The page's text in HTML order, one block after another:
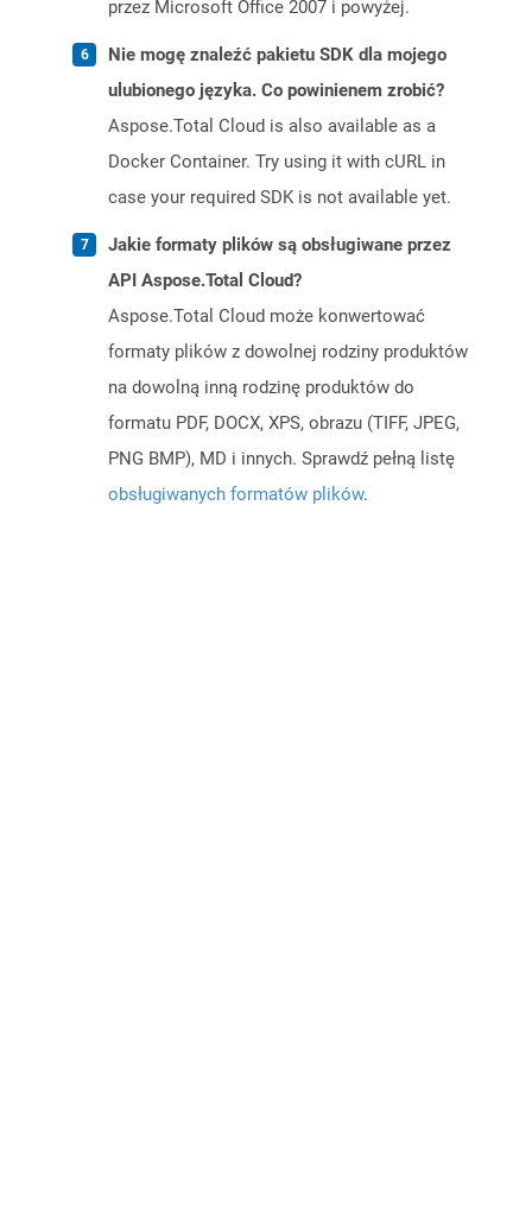
przez Microsoft Office 2007 i powyżej.
Nie mogę znaleźć pakietu SDK dla mojego
ulubionego języka. Co powinienem zrobić?
Aspose.Total Cloud is also available as a
Docker Container. Try using it with cURL in
case your required SDK is not available yet.
Jakie formaty plików są obsługiwane przez
API Aspose.Total Cloud?
Aspose.Total Cloud może konwertować
formaty plików z dowolnej rodziny produktów
na dowolną inną rodzinę produktów do
formatu PDF, DOCX, XPS, obrazu (TIFF, JPEG,
PNG BMP), MD i innych. Sprawdź pełną listę
obsługiwanych formatów plików.